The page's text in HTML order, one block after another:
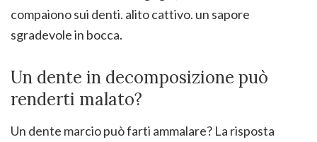
compaiono sui denti. alito cattivo. un sapore
sgradevole in bocca.
Un dente in decomposizione può
renderti malato?
Un dente marcio può farti ammalare? La risposta